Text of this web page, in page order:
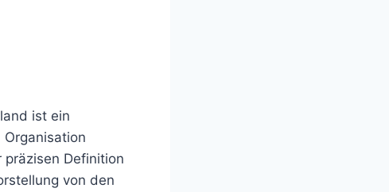
ist ein
Definition
von den